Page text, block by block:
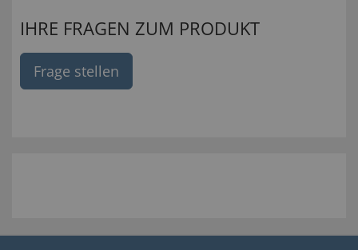
IHRE FRAGEN ZUM PRODUKT
Frage stellen